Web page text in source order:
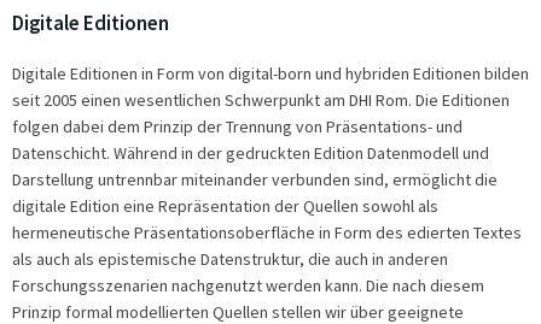
Digitale Editionen
Digitale Editionen in Form von digital-born und hybriden Editionen bilden
seit 2005 einen wesentlichen Schwerpunkt am DHI Rom. Die Editionen
folgen dabei dem Prinzip der Trennung von Präsentations- und
Datenschicht. Während in der gedruckten Edition Datenmodell und
Darstellung untrennbar miteinander verbunden sind, ermöglicht die
digitale Edition eine Repräsentation der Quellen sowohl als
hermeneutische Präsentationsoberfläche in Form des edierten Textes
als auch als epistemische Datenstruktur, die auch in anderen
Forschungsszenarien nachgenutzt werden kann. Die nach diesem
Prinzip formal modellierten Quellen stellen wir über geeignete